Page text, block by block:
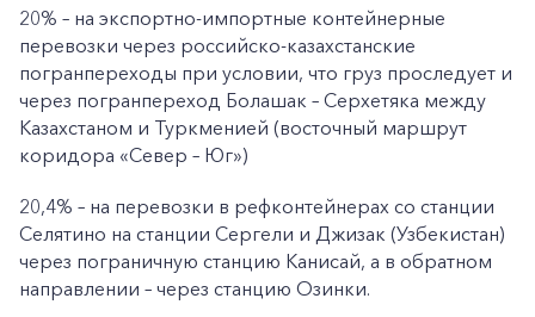
20% – на экспортно-импортные контейнерные
перевозки через российско-казахстанские
погранпереходы при условии, что груз проследует и
через погранпереход Болашак – Серхетяка между
Казахстаном и Туркменией (восточный маршрут
коридора «Север – Юг»)
20,4% – на перевозки в рефконтейнерах со станции
Селятино на станции Сергели и Джизак (Узбекистан)
через пограничную станцию Канисай, а в обратном
направлении – через станцию Озинки.